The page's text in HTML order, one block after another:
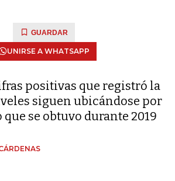
GUARDAR
UNIRSE A WHATSAPP
positivas que registró la
siguen ubicándose por
que se obtuvo durante 2019